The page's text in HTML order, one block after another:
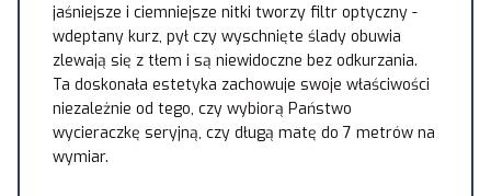
jaśniejsze i ciemniejsze nitki tworzy filtr optyczny -
wdeptany kurz, pył czy wyschnięte ślady obuwia
zlewają się z tłem i są niewidoczne bez odkurzania.
Ta doskonała estetyka zachowuje swoje właściwości
niezależnie od tego, czy wybiorą Państwo
wycieraczkę seryjną, czy długą matę do 7 metrów na
wymiar.